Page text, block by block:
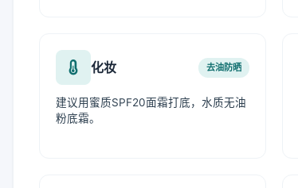
化妆 去油防晒
建议用蜜质SPF20面霜打底，水质无油
粉底霜。